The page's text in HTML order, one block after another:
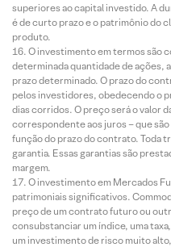
superiores ao capital investido. A
é de curto prazo e o patrimônio do
produto.
O investimento em termos são
determinada quantidade de ações,
prazo determinado. O prazo do
pelos investidores, obedecendo o
dias corridos. O preço será o valor
correspondente aos juros – que
função do prazo do contrato. Toda
garantia. Essas garantias são
margem.
O investimento em Mercados
patrimoniais significativos.
preço de um contrato futuro ou
consubstanciar um índice, uma
um investimento de risco muito